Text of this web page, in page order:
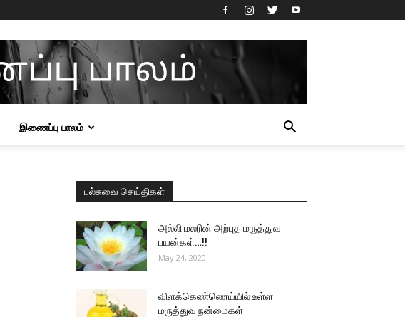
இணைப்பு பாலம்
பல்சுவை செய்திகள்
அல்லி மலரின் அற்புத மருத்துவ
பயன்கள்…!!
May 24, 2020
விளக்கெண்ணெய்யில் உள்ள
மருத்துவ நன்மைகள்